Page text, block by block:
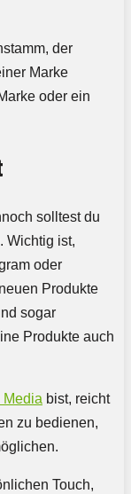
der
Marke
oder ein
solltest du
Wichtig ist,
oder
Produkte
sogar
Produkte auch
Media bist, reicht
zu bedienen,
Touch,